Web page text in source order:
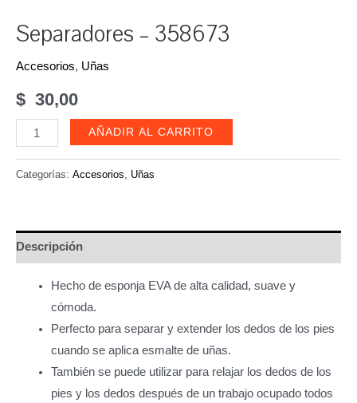
Separadores – 358673
Accesorios, Uñas
$ 30,00
Separadores
-
358673
AÑADIR AL CARRITO
Categorías: Accesorios Uñas
Descripción
Hecho de esponja EVA de alta calidad, suave y
cómoda.
Perfecto para separar y extender los dedos de los pies
cuando se aplica esmalte de uñas.
También se puede utilizar para relajar los dedos de los
pies y los dedos después de un trabajo ocupado todos